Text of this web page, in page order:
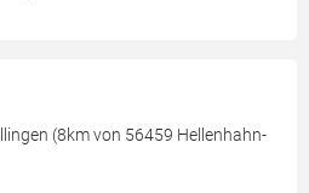
(8km von 56459 Hellenhahn-